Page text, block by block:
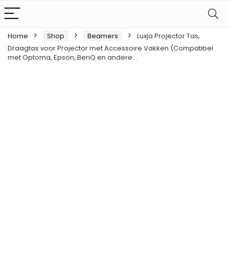
Home Shop Beamers
Luxja Projector Tas,
Draagtas voor Projector met Accessoire Vakken (Compatibel
met Optoma, Epson, BenQ en andere…